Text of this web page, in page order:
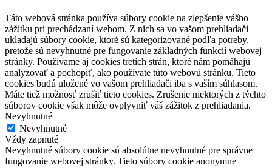
Táto webová stránka používa súbory cookie na zlepšenie vášho
zážitku pri prechádzaní webom. Z nich sa vo vašom prehliadači
ukladajú súbory cookie, ktoré sú kategorizované podľa potreby,
pretože sú nevyhnutné pre fungovanie základných funkcií webovej
stránky. Používame aj cookies tretích strán, ktoré nám pomáhajú
analyzovať a pochopiť, ako používate túto webovú stránku. Tieto
cookies budú uložené vo vašom prehliadači iba s vaším súhlasom.
Máte tiež možnosť zrušiť tieto cookies. Zrušenie niektorých z týchto
súborov cookie však môže ovplyvniť váš zážitok z prehliadania.
Nevyhnutné
Nevyhnutné
Vždy zapnuté
Nevyhnutné súbory cookie sú absolútne nevyhnutné pre správne
fungovanie webovej stránky. Tieto súbory cookie anonymne